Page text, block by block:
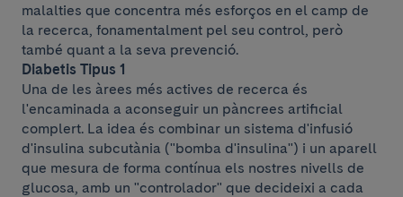
malalties que concentra més esforços en el camp de
la recerca, fonamentalment pel seu control, però
també quant a la seva prevenció.
Diabetis Tipus 1
Una de les àrees més actives de recerca és
l'encaminada a aconseguir un pàncrees artificial
complert. La idea és combinar un sistema d'infusió
d'insulina subcutània ("bomba d'insulina") i un aparell
que mesura de forma contínua els nostres nivells de
glucosa, amb un "controlador" que decideixi a cada